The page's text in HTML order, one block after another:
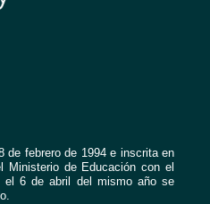
de febrero de 1994 e inscrita en
Ministerio de Educación con el
el 6 de abril del mismo año se